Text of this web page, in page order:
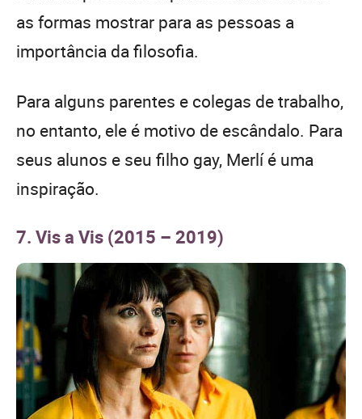
as formas mostrar para as pessoas a
importância da filosofia.
Para alguns parentes e colegas de trabalho,
no entanto, ele é motivo de escândalo. Para
seus alunos e seu filho gay, Merlí é uma
inspiração.
7. Vis a Vis (2015 – 2019)